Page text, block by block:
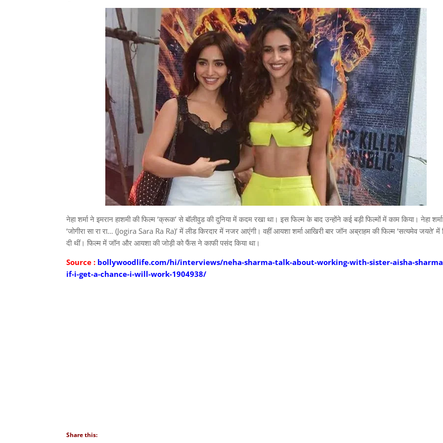
नेहा शर्मा ने इमरान हाशमी की फिल्म ‘क्रूक’ से बॉलीवुड की दुनिया में कदम रखा था। इस फिल्म के बाद उन्होंने कई बड़ी फिल्मों में काम किया। नेहा
‘जोगीरा सा रा रा… (Jogira Sara Ra Ra)’ में लीड किरदार में नजर आएंगी। वहीं आयशा शर्मा आखिरी बार जॉन अब्राहम की फिल्म ‘सत्यमेव जयते’ में
दी थीं। फिल्म में जॉन और आयशा की जोड़ी को फैंस ने काफी पसंद किया था।
Source : bollywoodlife.com/hi/interviews/neha-sharma-talk-about-working-with-sister-aisha-
if-i-get-a-chance-i-will-work-1904938/
Share this: